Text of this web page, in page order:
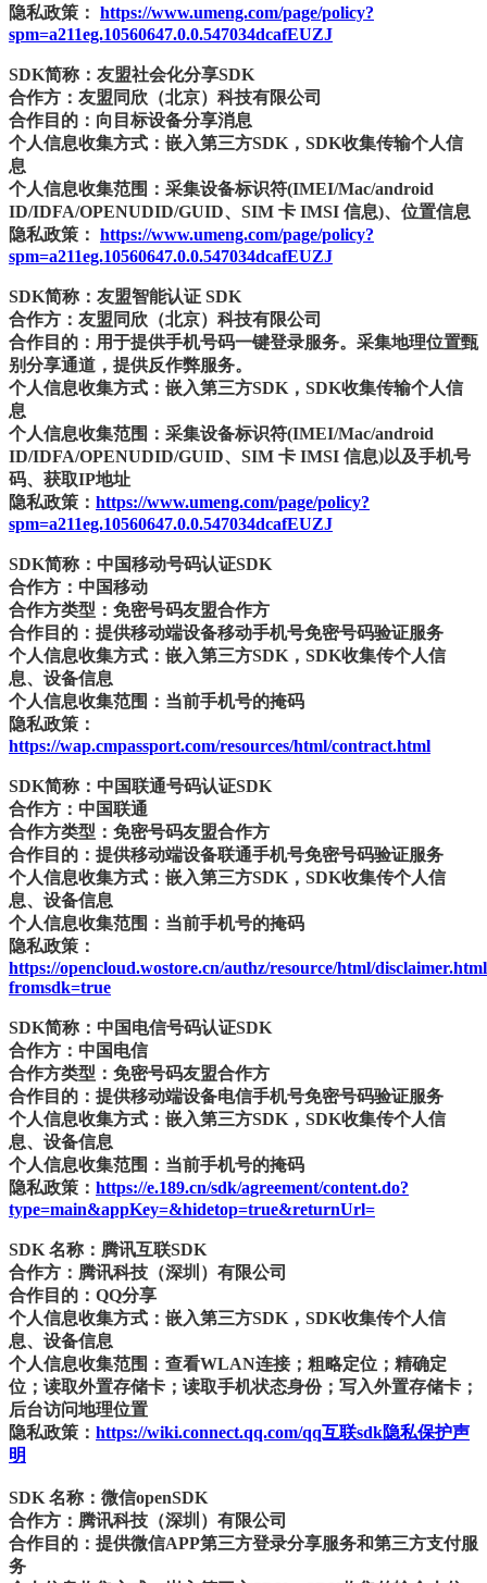
隐私政策： https://www.umeng.com/page/policy?
spm=a211eg.10560647.0.0.547034dcafEUZJ
SDK简称：友盟社会化分享SDK
合作方：友盟同欣（北京）科技有限公司
合作目的：向目标设备分享消息
个人信息收集方式：嵌入第三方SDK，SDK收集传输个人信
息
个人信息收集范围：采集设备标识符(IMEI/Mac/android
ID/IDFA/OPENUDID/GUID、SIM 卡 IMSI 信息)、位置信息
隐私政策： https://www.umeng.com/page/policy?
spm=a211eg.10560647.0.0.547034dcafEUZJ
SDK简称：友盟智能认证 SDK
合作方：友盟同欣（北京）科技有限公司
合作目的：用于提供手机号码一键登录服务。采集地理位置甄
别分享通道，提供反作弊服务。
个人信息收集方式：嵌入第三方SDK，SDK收集传输个人信
息
个人信息收集范围：采集设备标识符(IMEI/Mac/android
ID/IDFA/OPENUDID/GUID、SIM 卡 IMSI 信息)以及手机号
码、获取IP地址
隐私政策： https://www.umeng.com/page/policy?
spm=a211eg.10560647.0.0.547034dcafEUZJ
SDK简称：中国移动号码认证SDK
合作方：中国移动
合作方类型：免密号码友盟合作方
合作目的：提供移动端设备移动手机号免密号码验证服务
个人信息收集方式：嵌入第三方SDK，SDK收集传个人信
息、设备信息
个人信息收集范围：当前手机号的掩码
隐私政策：
https://wap.cmpassport.com/resources/html/contract.html
SDK简称：中国联通号码认证SDK
合作方：中国联通
合作方类型：免密号码友盟合作方
合作目的：提供移动端设备联通手机号免密号码验证服务
个人信息收集方式：嵌入第三方SDK，SDK收集传个人信
息、设备信息
个人信息收集范围：当前手机号的掩码
隐私政策：
https://opencloud.wostore.cn/authz/resource/html/
fromsdk=true
SDK简称：中国电信号码认证SDK
合作方：中国电信
合作方类型：免密号码友盟合作方
合作目的：提供移动端设备电信手机号免密号码验证服务
个人信息收集方式：嵌入第三方SDK，SDK收集传个人信
息、设备信息
个人信息收集范围：当前手机号的掩码
隐私政策： https://e.189.cn/sdk/agreement/content.do?
type=main&appKey=&hidetop=true&returnUrl=
SDK 名称：腾讯互联SDK
合作方：腾讯科技（深圳）有限公司
合作目的：QQ分享
个人信息收集方式：嵌入第三方SDK，SDK收集传个人信
息、设备信息
个人信息收集范围：查看WLAN连接；粗略定位；精确定
位；读取外置存储卡；读取手机状态身份；写入外置存储卡；
后台访问地理位置
隐私政策： https://wiki.connect.qq.com/qq互联sdk隐私保护声
明
SDK 名称：微信openSDK
合作方：腾讯科技（深圳）有限公司
合作目的：提供微信APP第三方登录分享服务和第三方支付服
务